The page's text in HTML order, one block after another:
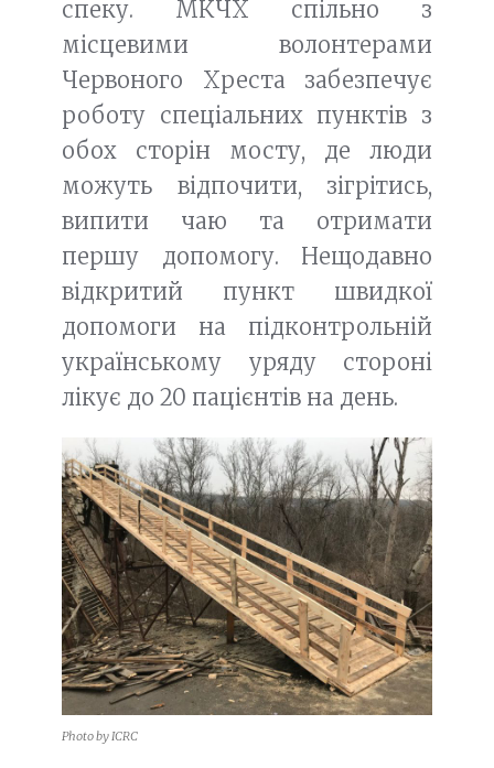
спеку. МКЧХ спільно з
місцевими волонтерами
Червоного Хреста забезпечує
роботу спеціальних пунктів з
обох сторін мосту, де люди
можуть відпочити, зігрітись,
випити чаю та отримати
першу допомогу. Нещодавно
відкритий пункт швидкої
допомоги на підконтрольній
українському уряду стороні
лікує до 20 пацієнтів на день.
Photo by ICRC